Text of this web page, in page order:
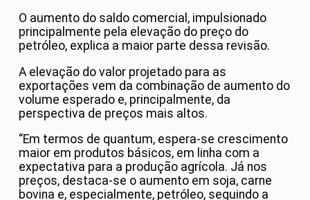
O aumento do saldo comercial, impulsionado
principalmente pela elevação do preço do
petróleo, explica a maior parte dessa revisão.
A elevação do valor projetado para as
exportações vem da combinação de aumento do
volume esperado e, principalmente, da
perspectiva de preços mais altos.
“Em termos de quantum, espera-se crescimento
maior em produtos básicos, em linha com a
expectativa para a produção agrícola. Já nos
preços, destaca-se o aumento em soja, carne
bovina e, especialmente, petróleo, seguindo a